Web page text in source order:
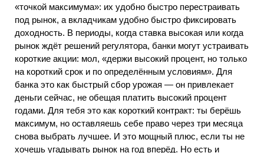
«точкой максимума»: их удобно быстро перестраивать
под рынок, а вкладчикам удобно быстро фиксировать
доходность. В периоды, когда ставка высокая или когда
рынок ждёт решений регулятора, банки могут устраивать
короткие акции: мол, «держи высокий процент, но только
на короткий срок и по определённым условиям». Для
банка это как быстрый сбор урожая — он привлекает
деньги сейчас, не обещая платить высокий процент
годами. Для тебя это как короткий контракт: ты берёшь
максимум, но оставляешь себе право через три месяца
снова выбрать лучшее. И это мощный плюс, если ты не
хочешь угадывать рынок на год вперёд. Но есть и